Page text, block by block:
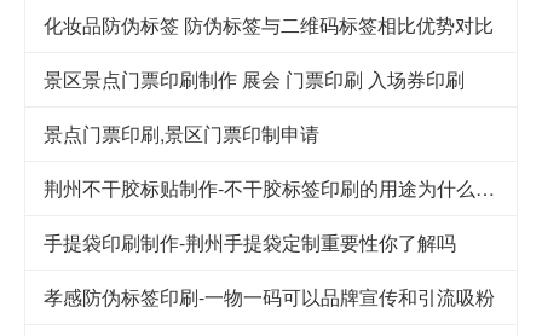
化妆品防伪标签 防伪标签与二维码标签相比优势对比
景区景点门票印刷制作 展会 门票印刷 入场券印刷
景点门票印刷,景区门票印制申请
荆州不干胶标贴制作-不干胶标签印刷的用途为什么这么广泛
手提袋印刷制作-荆州手提袋定制重要性你了解吗
孝感防伪标签印刷-一物一码可以品牌宣传和引流吸粉